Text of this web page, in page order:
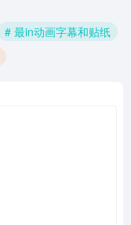
# 最in动画字幕和贴纸